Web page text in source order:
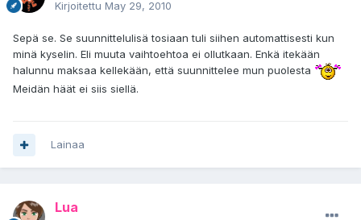
Kirjoitettu May 29, 2010
Sepä se. Se suunnittelulisä tosiaan tuli siihen automattisesti kun
minä kyselin. Eli muuta vaihtoehtoa ei ollutkaan. Enkä itekään
halunnu maksaa kellekään, että suunnittelee mun puolesta
Meidän häät ei siis siellä.
Lainaa
Lua